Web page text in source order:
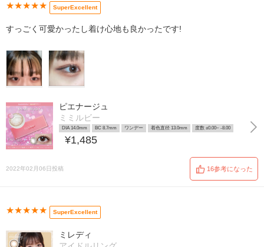
★★★★★ SuperExcellent
すっごく可愛かったし着け心地も良かったです!
ピエナージュ
ミミルビー
DIA 14.0mm BC 8.7mm ワンデー 着色直径 13.0mm 度数 ±0.00~ -8.00
¥1,485
2022年02月06日投稿 16参考になった
★★★★★ SuperExcellent
ミレディ